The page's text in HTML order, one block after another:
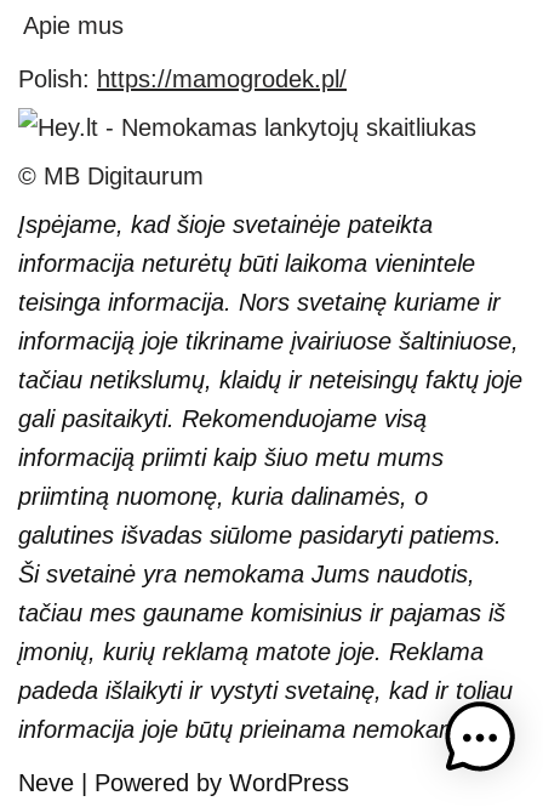
Apie mus
Polish: https://mamogrodek.pl/
© MB Digitaurum
Įspėjame, kad šioje svetainėje pateikta
informacija neturėtų būti laikoma vienintele
teisinga informacija. Nors svetainę kuriame ir
informaciją joje tikriname įvairiuose šaltiniuose,
tačiau netikslumų, klaidų ir neteisingų faktų joje
gali pasitaikyti. Rekomenduojame visą
informaciją priimti kaip šiuo metu mums
priimtiną nuomonę, kuria dalinamės, o
galutines išvadas siūlome pasidaryti patiems.
Ši svetainė yra nemokama Jums naudotis,
tačiau mes gauname komisinius ir pajamas iš
įmonių, kurių reklamą matote joje. Reklama
padeda išlaikyti ir vystyti svetainę, kad ir toliau
informacija joje būtų prieinama nemokamai.
Neve | Powered by WordPress